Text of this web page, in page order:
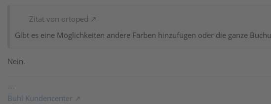
Zitat von ortoped
Gibt es eine Möglichkeiten andere Farben hinzufügen oder die ganze
Nein.
---
Buhl Kundencenter